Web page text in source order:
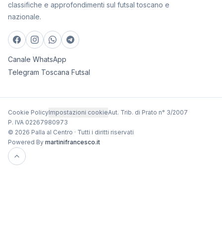
classifiche e approfondimenti sul futsal toscano e
nazionale.
Canale WhatsApp
Telegram Toscana Futsal
Cookie PolicyImpostazioni cookieAut. Trib. di Prato n° 3/2007
P. IVA 02267980973
© 2026 Palla al Centro · Tutti i diritti riservati
Powered By martinifrancesco.it